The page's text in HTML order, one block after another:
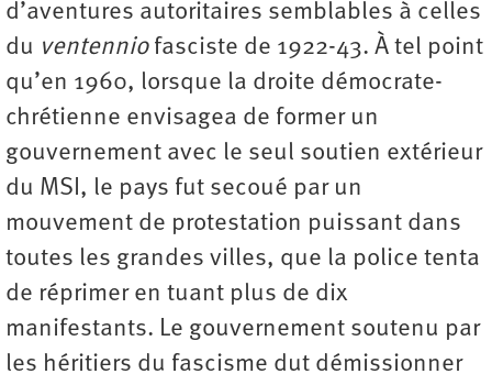
d’aventures autoritaires semblables à celles
du ventenniofasciste de 1922-43. À tel point
qu’en 1960, lorsque la droite démocrate-
chrétienne envisagea de former un
gouvernement avec le seul soutien extérieur
du MSI, le pays fut secoué par un
mouvement de protestation puissant dans
toutes les grandes villes, que la police tenta
de réprimer en tuant plus de dix
manifestants. Le gouvernement soutenu par
les héritiers du fascisme dut démissionner